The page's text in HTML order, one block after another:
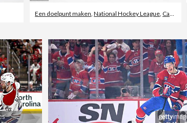
Een doelpunt maken ,National Hockey League Canada